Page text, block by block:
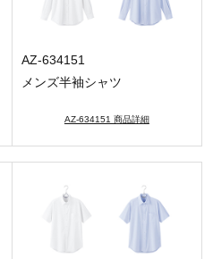
AZ-634151
メンズ半袖シャツ
AZ-634151 商品詳細